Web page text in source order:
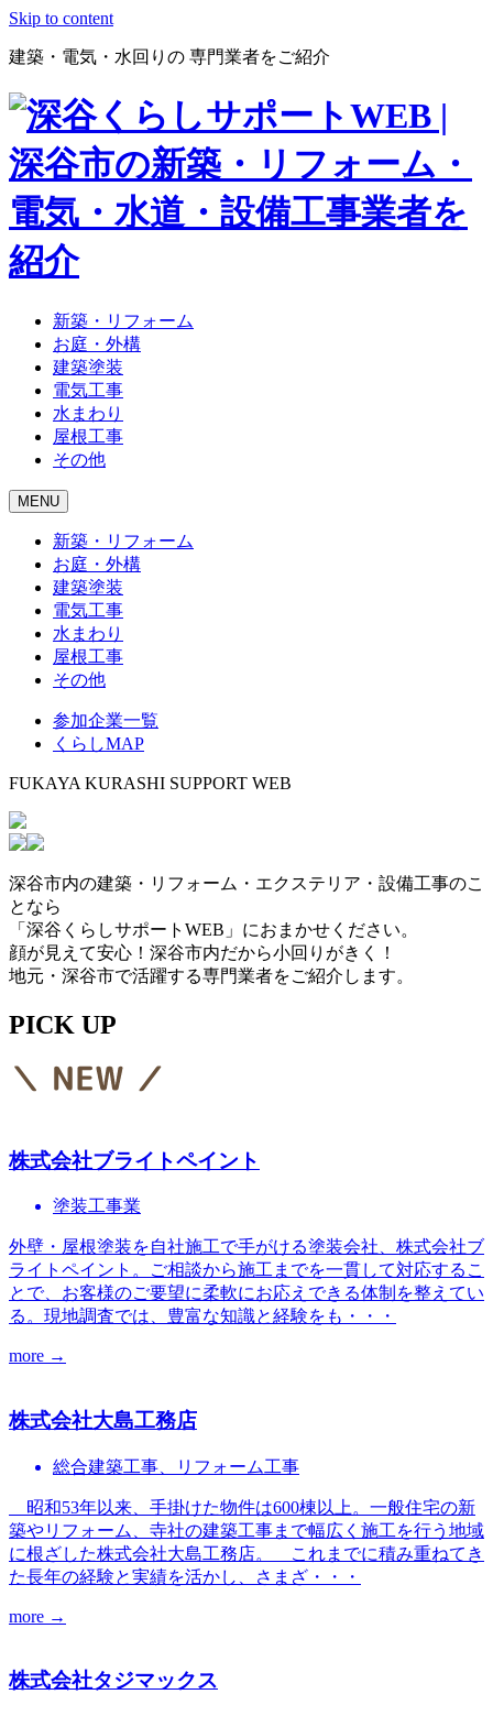
Skip to content
建築・電気・水回りの 専門業者をご紹介
新築・リフォーム
お庭・外構
建築塗装
電気工事
水まわり
屋根工事
その他
MENU
新築・リフォーム
お庭・外構
建築塗装
電気工事
水まわり
屋根工事
その他
参加企業一覧
くらしMAP
FUKAYA KURASHI SUPPORT WEB
深谷市内の建築・リフォーム・エクステリア・設備工事のこ
となら
「深谷くらしサポートWEB」におまかせください。
顔が見えて安心！深谷市内だから小回りがきく！
地元・深谷市で活躍する専門業者をご紹介します。
PICK UP
株式会社ブライトペイント
塗装工事業
外壁・屋根塗装を自社施工で手がける塗装会社、株式会社ブ
ライトペイント。ご相談から施工までを一貫して対応するこ
とで、お客様のご要望に柔軟にお応えできる体制を整えてい
る。現地調査では、豊富な知識と経験をも・・・
more →
株式会社大島工務店
総合建築工事、リフォーム工事
昭和53年以来、手掛けた物件は600棟以上。一般住宅の新
築やリフォーム、寺社の建築工事まで幅広く施工を行う地域
に根ざした株式会社大島工務店。 これまでに積み重ねてき
た長年の経験と実績を活かし、さまざ・・・
more →
株式会社タジマックス